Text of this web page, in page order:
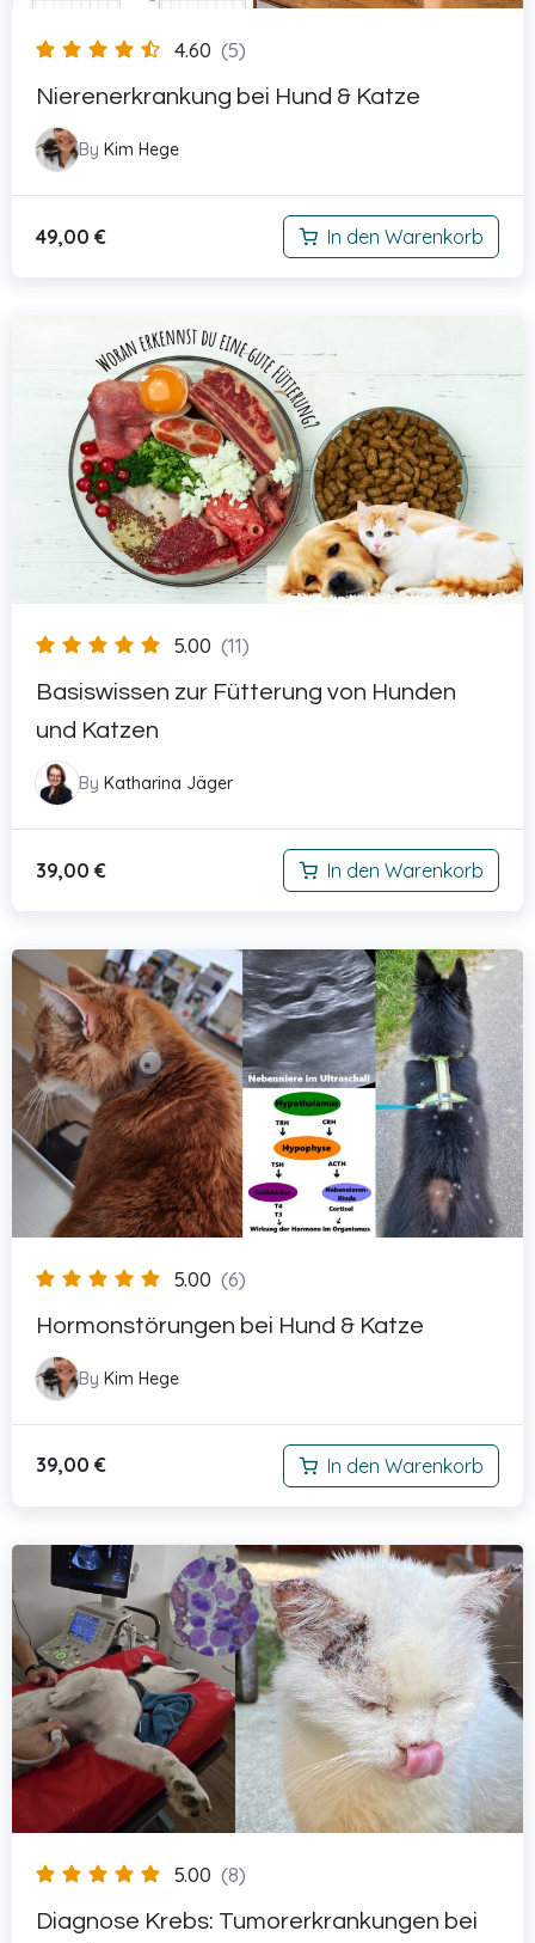
4.60 (5)
Nierenerkrankung bei Hund & Katze
By Kim Hege
49,00 € In den Warenkorb
5.00 (11)
Basiswissen zur Fütterung von Hunden
und Katzen
By Katharina Jäger
39,00 € In den Warenkorb
5.00 (6)
Hormonstörungen bei Hund & Katze
By Kim Hege
39,00 € In den Warenkorb
5.00 (8)
Diagnose Krebs: Tumorerkrankungen bei